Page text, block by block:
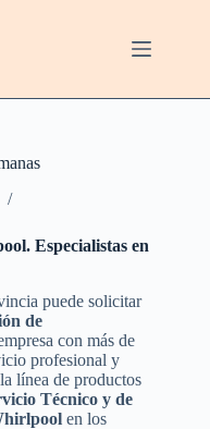
Especialistas en
puede solicitar
de
con más de
profesional y
línea de productos
Técnico y de
en los